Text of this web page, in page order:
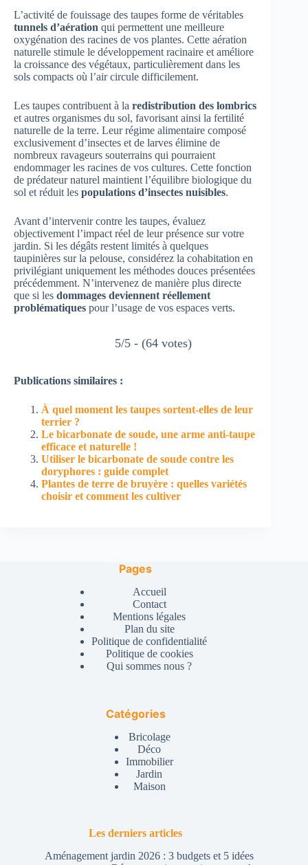
L’activité de fouissage des taupes forme de véritables
tunnels d’aération qui permettent une meilleure
oxygénation des racines de vos plantes. Cette aération
naturelle stimule le développement racinaire et améliore
la croissance des végétaux, particulièrement dans les
sols compacts où l’air circule difficilement.
Les taupes contribuent à la redistribution des lombrics
et autres organismes du sol, favorisant ainsi la fertilité
naturelle de la terre. Leur régime alimentaire composé
exclusivement d’insectes et de larves élimine de
nombreux ravageurs souterrains qui pourraient
endommager les racines de vos cultures. Cette fonction
de prédateur naturel maintient l’équilibre biologique du
sol et réduit les populations d’insectes nuisibles.
Avant d’intervenir contre les taupes, évaluez
objectivement l’impact réel de leur présence sur votre
jardin. Si les dégâts restent limités à quelques
taupinières sur la pelouse, considérez la cohabitation en
privilégiant uniquement les méthodes douces présentées
précédemment. N’intervenez de manière plus directe
que si les dommages deviennent réellement
problématiques pour l’usage de vos espaces verts.
5/5 - (64 votes)
Publications similaires :
À quel moment les taupes sortent-elles de leur
terrier ?
Le bicarbonate de soude, une arme anti-taupe
efficace et naturelle !
Utiliser le bicarbonate de soude contre les
doryphores : guide complet
Plantes de terre de bruyère : quelles variétés
choisir et comment les cultiver
Pages
Accueil
Contact
Mentions légales
Plan du site
Politique de confidentialité
Politique de cookies
Qui sommes nous ?
Catégories
Bricolage
Déco
Immobilier
Jardin
Maison
Les derniers articles
Aménagement jardin 2026 : 3 budgets et 5 idées